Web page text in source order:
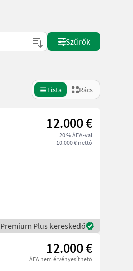
Szűrők
Lista Rács
12.000 €
20 % ÁFA-val
10.000 € nettó
Premium Plus kereskedő
12.000 €
ÁFA nem érvényesíthető